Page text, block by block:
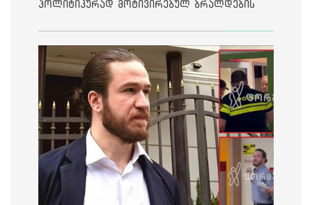
პოლიტიკურად მოტივირებულ ბრალდების